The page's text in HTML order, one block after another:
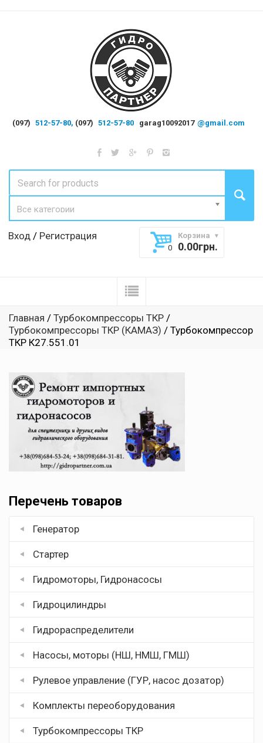
(097) 512-57-80, (097) 512-57-80 garag10092017 @gmail.com
Все категории
Вход / Регистрация Корзина
0.00грн.
Главная / Турбокомпрессоры ТКР /
Турбокомпрессоры ТКР (КАМАЗ) / Турбокомпрессор
ТКР К27.551.01
Перечень товаров
Генератор
Стартер
Гидромоторы, Гидронасосы
Гидроцилиндры
Гидрораспределители
Насосы, моторы (НШ, НМШ, ГМШ)
Рулевое управление (ГУР, насос дозатор)
Комплекты переоборудования
Турбокомпрессоры ТКР